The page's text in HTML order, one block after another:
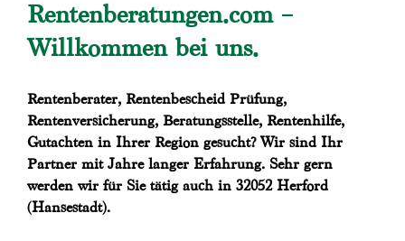
Rentenberatungen.com –
Willkommen bei uns.
Rentenberater, Rentenbescheid Prüfung,
Rentenversicherung, Beratungsstelle, Rentenhilfe,
Gutachten in Ihrer Region gesucht? Wir sind Ihr
Partner mit Jahre langer Erfahrung. Sehr gern
werden wir für Sie tätig auch in 32052 Herford
(Hansestadt).